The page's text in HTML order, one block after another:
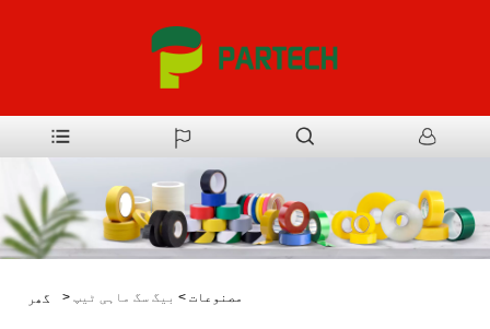
گھر > مصنوعات > بیگ سگ ماہی ٹیپ